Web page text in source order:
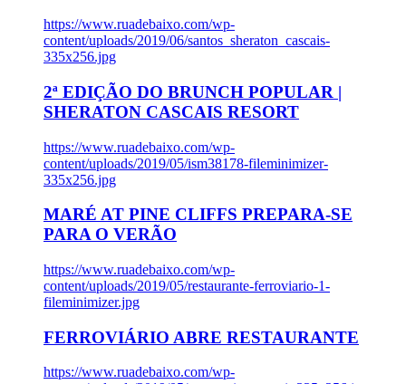
https://www.ruadebaixo.com/wp-
content/uploads/2019/06/santos_sheraton_cascais-
335x256.jpg
2ª EDIÇÃO DO BRUNCH POPULAR |
SHERATON CASCAIS RESORT
https://www.ruadebaixo.com/wp-
content/uploads/2019/05/ism38178-fileminimizer-
335x256.jpg
MARÉ AT PINE CLIFFS PREPARA-SE
PARA O VERÃO
https://www.ruadebaixo.com/wp-
content/uploads/2019/05/restaurante-ferroviario-1-
fileminimizer.jpg
FERROVIÁRIO ABRE RESTAURANTE
https://www.ruadebaixo.com/wp-